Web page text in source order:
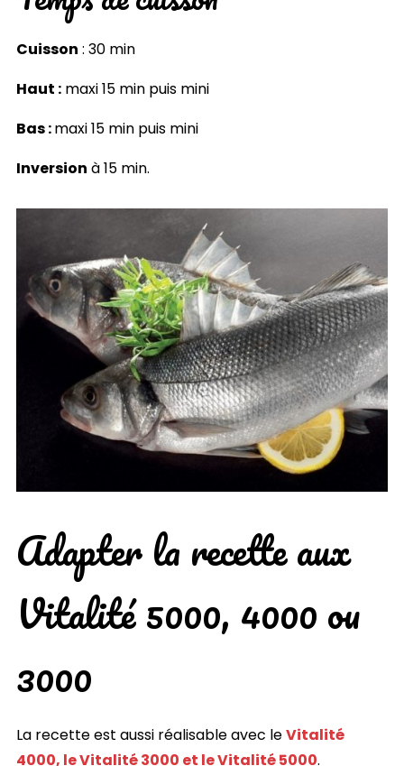
Cuisson : 30 min
Haut :maxi 15 min puis mini
Bas :maxi 15 min puis mini
Inversion à 15 min.
Adapter la recette aux
Vitalité 5000, 4000 ou
3000
La recette est aussi réalisable avec leVitalité
4000, le Vitalité 3000 et le Vitalité 5000.